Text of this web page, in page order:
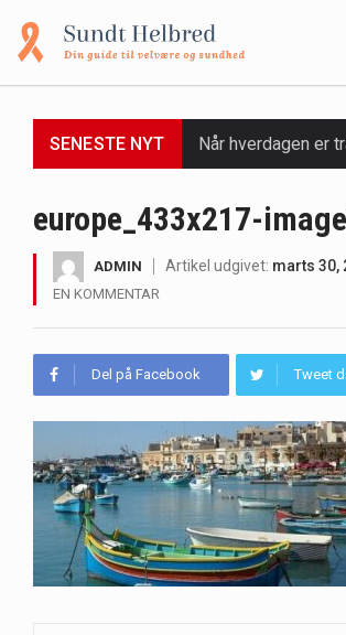
SENESTE NYT
europe_433x217-
ADMIN Artikel udgivet: marts 30,
EN KOMMENTAR
Del på Facebook Tweet